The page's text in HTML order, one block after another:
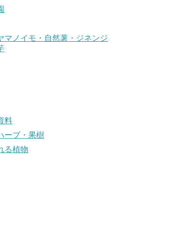
マノイモ・自然薯・ジネンジ
料
ーブ・果樹
る植物